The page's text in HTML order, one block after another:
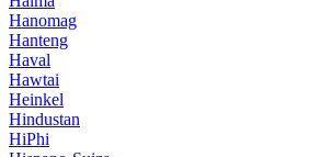
Hanomag
Hanteng
Haval
Hawtai
Heinkel
Hindustan
HiPhi